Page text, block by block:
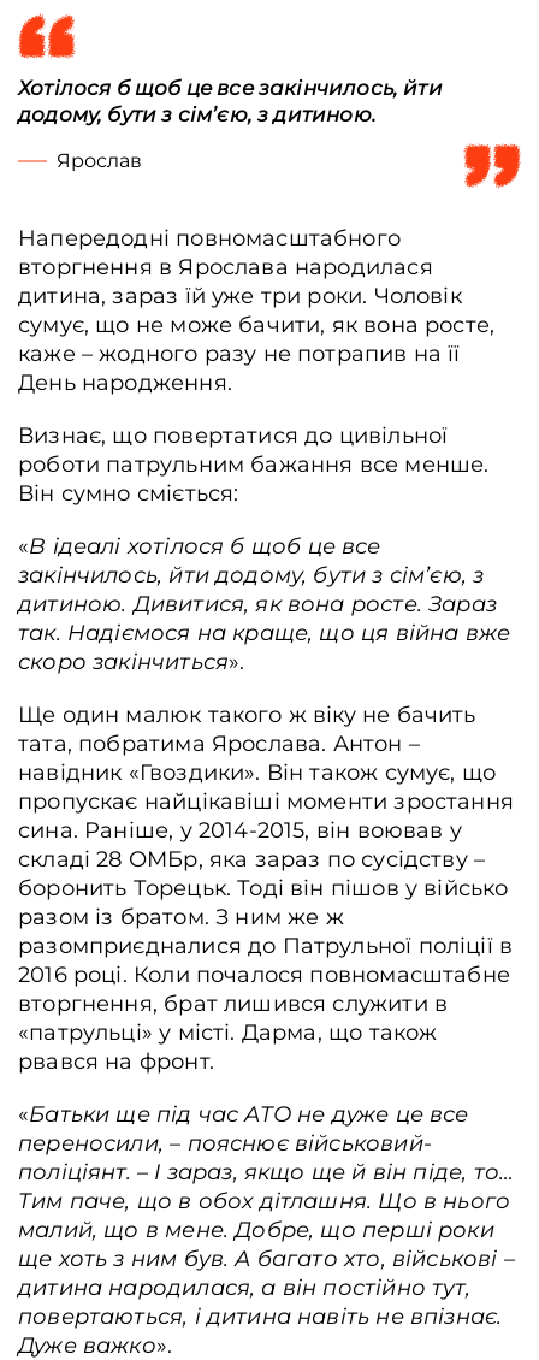
Хотілося б щоб це все закінчилось, йти
додому, бути з сім’єю, з дитиною.
Ярослав
Напередодні повномасштабного
вторгнення в Ярослава народилася
дитина, зараз їй уже три роки. Чоловік
сумує, що не може бачити, як вона росте,
каже – жодного разу не потрапив на її
День народження.
Визнає, що повертатися до цивільної
роботи патрульним бажання все менше.
Він сумно сміється:
«В ідеалі хотілося б щоб це все
закінчилось, йти додому, бути з сім’єю, з
дитиною. Дивитися, як вона росте. Зараз
так. Надіємося на краще, що ця війна вже
скоро закінчиться».
Ще один малюк такого ж віку не бачить
тата, побратима Ярослава. Антон –
навідник «Гвоздики». Він також сумує, що
пропускає найцікавіші моменти зростання
сина. Раніше, у 2014-2015, він воював у
складі 28 ОМБр, яка зараз по сусідству –
боронить Торецьк. Тоді він пішов у військо
разом із братом. З ним же ж
разомприєдналися до Патрульної поліції в
2016 році. Коли почалося повномасштабне
вторгнення, брат лишився служити в
«патрульці» у місті. Дарма, що також
рвався на фронт.
«Батьки ще під час АТО не дуже це все
переносили, – пояснює військовий-
поліціянт. – І зараз, якщо ще й він піде, то…
Тим паче, що в обох дітлашня. Що в нього
малий, що в мене. Добре, що перші роки
ще хоть з ним був. А багато хто, військові –
дитина народилася, а він постійно тут,
повертаються, і дитина навіть не впізнає.
Дуже важко».